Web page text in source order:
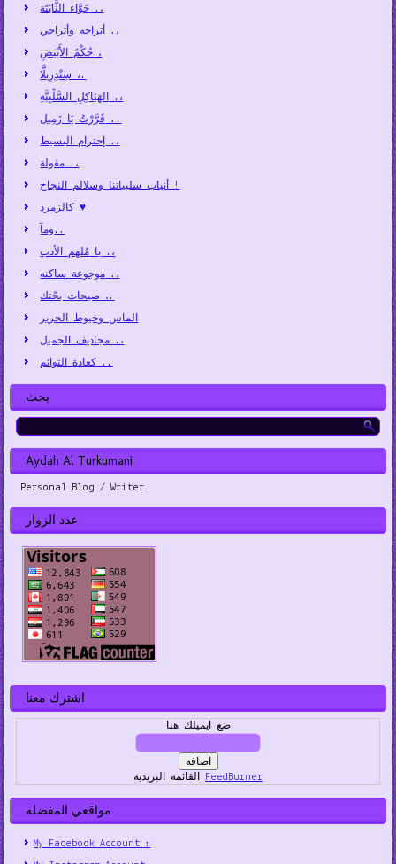
حَوَّاء الثَّابَتَة .،
أتراحه وأتراحي .،
حُكْمُ الأَبْيَضِ.،
سِنْدِرِيلَّا ،.
الهَيَاكِلِ السَّلْبِيَّةِ .،
قَرَّرْتُ يَا زَمِيل ..
إحترام البسيط .،
مقولة .،
أنياب سلبياتنا وسلالم النجاح !
كالزمرد ♥
ومآ..
يا مُلهم الأدب .،
موجوعة ساكنه .،
صيحات بحّتك ،.
الماس وخيوط الحرير
مجاديف الجميل .،
كعادة التوائم ..
بحث
Aydah Al Turkumani
Personal Blog / Writer
عدد الزوار
اشترك معنا
ضع ايميلك هنا
FeedBurner
مواقعي المفضله
My Facebook Account :